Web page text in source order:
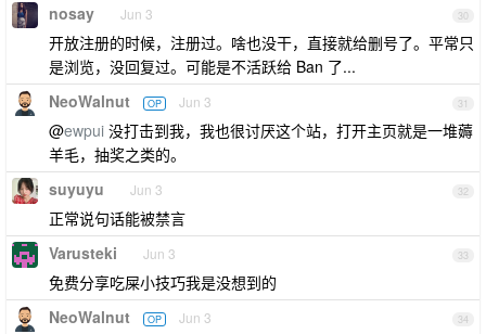
30
nosay Jun 3
开放注册的时候，注册过。啥也没干，直接就给删号了。平常只
是浏览，没回复过。可能是不活跃给 Ban 了...
31
NeoWalnut OP Jun 3
@ewpui 没打击到我，我也很讨厌这个站，打开主页就是一堆薅
羊毛，抽奖之类的。
32
suyuyu Jun 3
正常说句话能被禁言
33
Varusteki Jun 3
免费分享吃屎小技巧我是没想到的
34
NeoWalnut OP Jun 3